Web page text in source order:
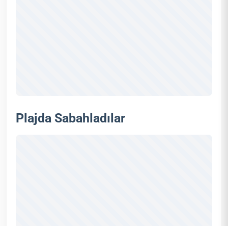
Plajda Sabahladılar